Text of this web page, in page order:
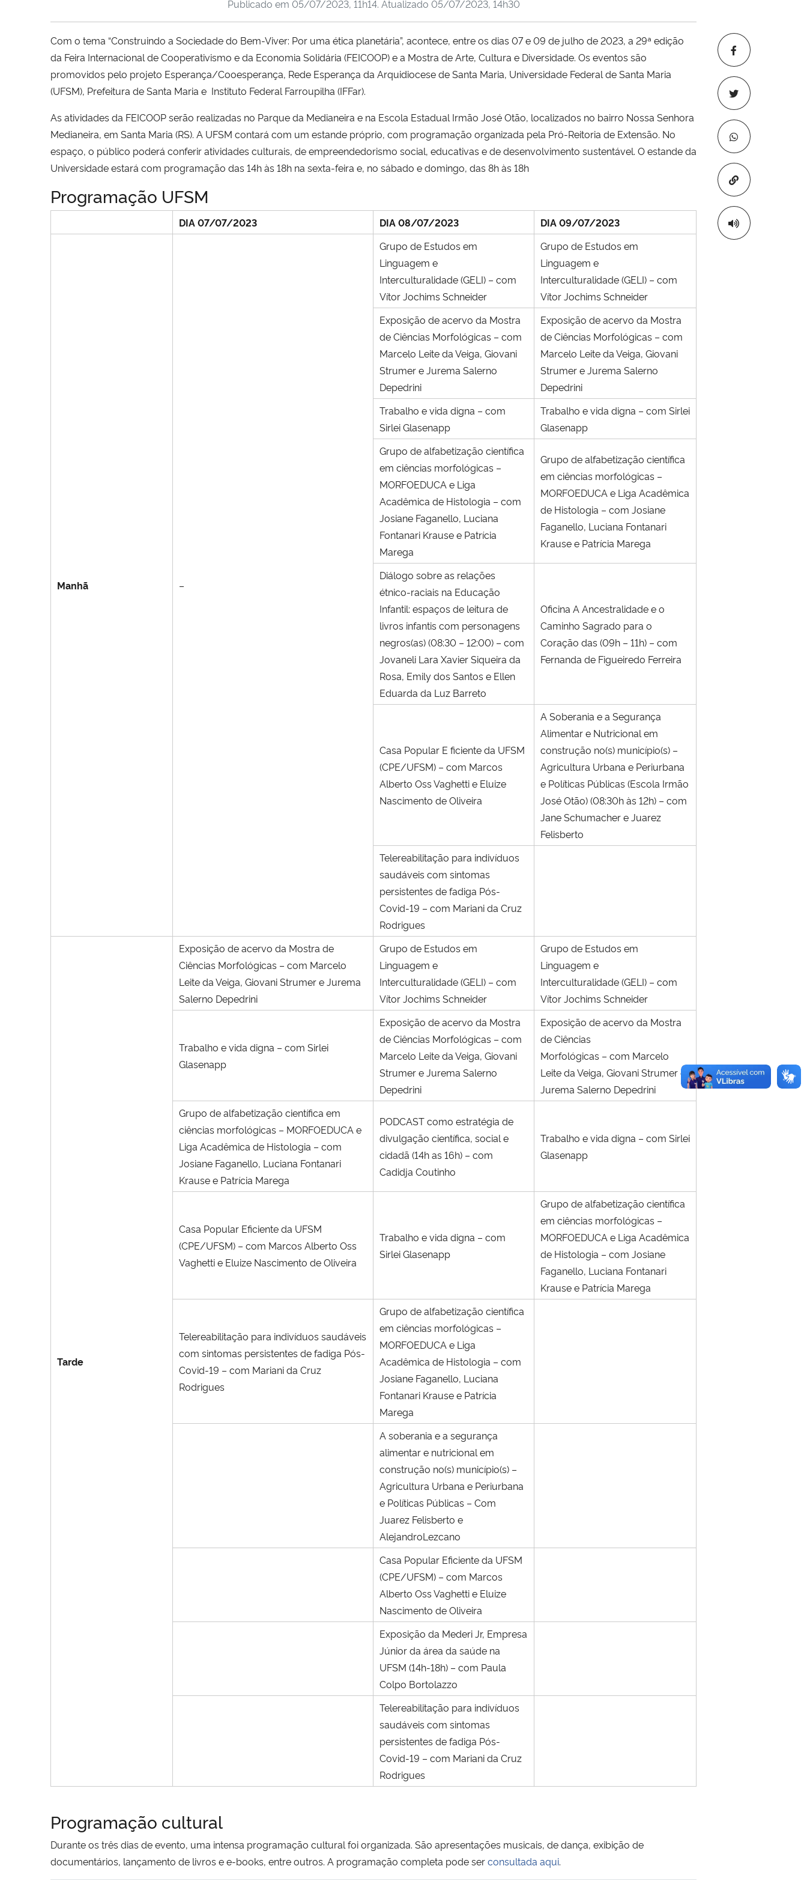
Copiar para
Publicado em 05/07/2023, 11h14. Atualizado 05/07/2023, 14h30
Com o tema “Construindo a Sociedade do Bem-Viver: Por uma ética planetária”, acontece, entre os dias 07 e 09 de julho de 2023, a 29ª edição
da Feira Internacional de Cooperativismo e da Economia Solidária (FEICOOP) e a Mostra de Arte, Cultura e Diversidade. Os eventos são
promovidos pelo projeto Esperança/Cooesperança, Rede Esperança da Arquidiocese de Santa Maria, Universidade Federal de Santa Maria
(UFSM), Prefeitura de Santa Maria e Instituto Federal Farroupilha (IFFar).
As atividades da FEICOOP serão realizadas no Parque da Medianeira e na Escola Estadual Irmão José Otão, localizados no bairro Nossa Senhora
Medianeira, em Santa Maria (RS). A UFSM contará com um estande próprio, com programação organizada pela Pró-Reitoria de Extensão. No
espaço, o público poderá conferir atividades culturais, de empreendedorismo social, educativas e de desenvolvimento sustentável. O estande da
Universidade estará com programação das 14h às 18h na sexta-feira e, no sábado e domingo, das 8h às 18h
Programação UFSM
DIA 07/07/2023 DIA 08/07/2023 DIA 09/07/2023
Manhã –
Grupo de Estudos em
Linguagem e
Interculturalidade (GELI) – com
Vítor Jochims Schneider
Grupo de Estudos em
Linguagem e
Interculturalidade (GELI) – com
Vítor Jochims Schneider
Exposição de acervo da Mostra
de Ciências Morfológicas – com
Marcelo Leite da Veiga, Giovani
Strumer e Jurema Salerno
Depedrini
Exposição de acervo da Mostra
de Ciências Morfológicas – com
Marcelo Leite da Veiga, Giovani
Strumer e Jurema Salerno
Depedrini
Trabalho e vida digna – com
Sirlei Glasenapp
Trabalho e vida digna – com Sirlei
Glasenapp
Grupo de alfabetização científica
em ciências morfológicas –
MORFOEDUCA e Liga
Acadêmica de Histologia – com
Josiane Faganello, Luciana
Fontanari Krause e Patrícia
Marega
Grupo de alfabetização científica
em ciências morfológicas –
MORFOEDUCA e Liga Acadêmica
de Histologia – com Josiane
Faganello, Luciana Fontanari
Krause e Patrícia Marega
Diálogo sobre as relações
étnico-raciais na Educação
Infantil: espaços de leitura de
livros infantis com personagens
negros(as) (08:30 – 12:00) – com
Jovaneli Lara Xavier Siqueira da
Rosa, Emily dos Santos e Ellen
Eduarda da Luz Barreto
Oficina A Ancestralidade e o
Caminho Sagrado para o
Coração das (09h – 11h) – com
Fernanda de Figueiredo Ferreira
Casa Popular E ficiente da UFSM
(CPE/UFSM) – com Marcos
Alberto Oss Vaghetti e Eluize
Nascimento de Oliveira
A Soberania e a Segurança
Alimentar e Nutricional em
construção no(s) município(s) –
Agricultura Urbana e Periurbana
e Políticas Públicas (Escola Irmão
José Otão) (08:30h às 12h) – com
Jane Schumacher e Juarez
Felisberto
Telereabilitação para indivíduos
saudáveis com sintomas
persistentes de fadiga Pós-
Covid-19 – com Mariani da Cruz
Rodrigues
Tarde
Exposição de acervo da Mostra de
Ciências Morfológicas – com Marcelo
Leite da Veiga, Giovani Strumer e Jurema
Salerno Depedrini
Grupo de Estudos em
Linguagem e
Interculturalidade (GELI) – com
Vítor Jochims Schneider
Grupo de Estudos em
Linguagem e
Interculturalidade (GELI) – com
Vítor Jochims Schneider
Trabalho e vida digna – com Sirlei
Glasenapp
Exposição de acervo da Mostra
de Ciências Morfológicas – com
Marcelo Leite da Veiga, Giovani
Strumer e Jurema Salerno
Depedrini
Exposição de acervo da Mostra
de Ciências
Morfológicas – com Marcelo
Leite da Veiga, Giovani Strumer e
Jurema Salerno Depedrini
Grupo de alfabetização científica em
ciências morfológicas – MORFOEDUCA e
Liga Acadêmica de Histologia – com
Josiane Faganello, Luciana Fontanari
Krause e Patrícia Marega
PODCAST como estratégia de
divulgação científica, social e
cidadã (14h as 16h) – com
Cadidja Coutinho
Trabalho e vida digna – com Sirlei
Glasenapp
Casa Popular Eficiente da UFSM
(CPE/UFSM) – com Marcos Alberto Oss
Vaghetti e Eluize Nascimento de Oliveira
Trabalho e vida digna – com
Sirlei Glasenapp
Grupo de alfabetização científica
em ciências morfológicas –
MORFOEDUCA e Liga Acadêmica
de Histologia – com Josiane
Faganello, Luciana Fontanari
Krause e Patrícia Marega
Telereabilitação para indivíduos saudáveis
com sintomas persistentes de fadiga Pós-
Covid-19 – com Mariani da Cruz
Rodrigues
Grupo de alfabetização científica
em ciências morfológicas –
MORFOEDUCA e Liga
Acadêmica de Histologia – com
Josiane Faganello, Luciana
Fontanari Krause e Patrícia
Marega
A soberania e a segurança
alimentar e nutricional em
construção no(s) município(s) –
Agricultura Urbana e Periurbana
e Políticas Públicas – Com
Juarez Felisberto e
AlejandroLezcano
Casa Popular Eficiente da UFSM
(CPE/UFSM) – com Marcos
Alberto Oss Vaghetti e Eluize
Nascimento de Oliveira
Exposição da Mederi Jr, Empresa
Júnior da área da saúde na
UFSM (14h-18h) – com Paula
Colpo Bortolazzo
Telereabilitação para indivíduos
saudáveis com sintomas
persistentes de fadiga Pós-
Covid-19 – com Mariani da Cruz
Rodrigues
Programação cultural
Durante os três dias de evento, uma intensa programação cultural foi organizada. São apresentações musicais, de dança, exibição de
documentários, lançamento de livros e e-books, entre outros. A programação completa pode serconsultada aqui.